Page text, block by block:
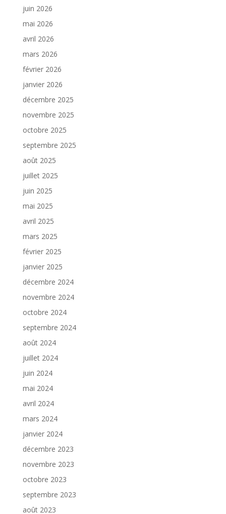
juin 2026
mai 2026
avril 2026
mars 2026
février 2026
janvier 2026
décembre 2025
novembre 2025
octobre 2025
septembre 2025
août 2025
juillet 2025
juin 2025
mai 2025
avril 2025
mars 2025
février 2025
janvier 2025
décembre 2024
novembre 2024
octobre 2024
septembre 2024
août 2024
juillet 2024
juin 2024
mai 2024
avril 2024
mars 2024
janvier 2024
décembre 2023
novembre 2023
octobre 2023
septembre 2023
août 2023